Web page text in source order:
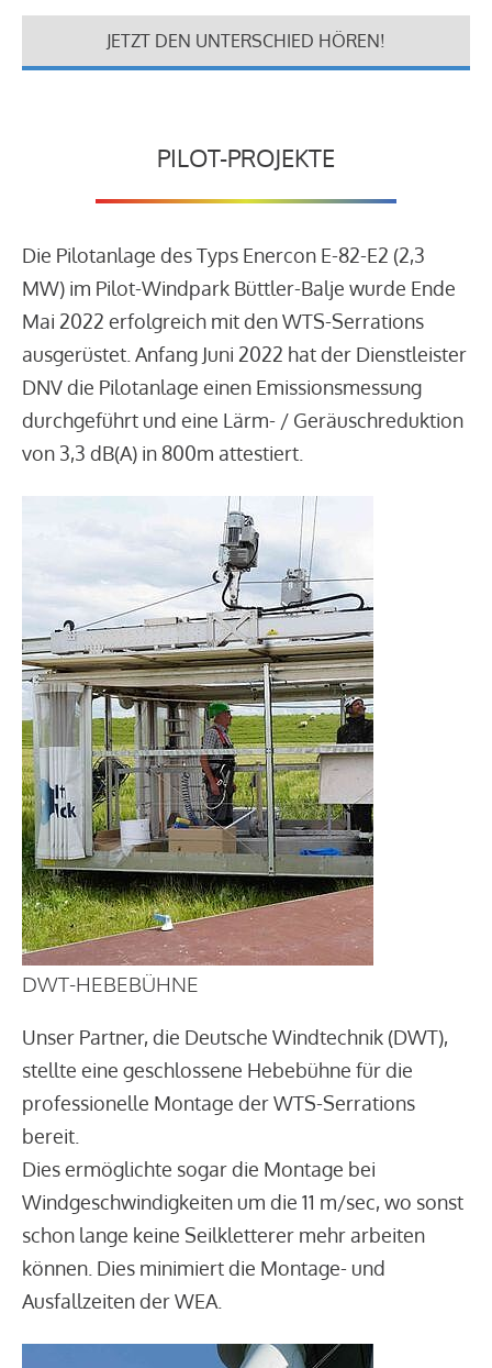
JETZT DEN UNTERSCHIED HÖREN!
PILOT-PROJEKTE
Die Pilotanlage des Typs Enercon E-82-E2 (2,3
MW) im Pilot-Windpark Büttler-Balje wurde Ende
Mai 2022 erfolgreich mit den WTS-Serrations
ausgerüstet. Anfang Juni 2022 hat der Dienstleister
DNV die Pilotanlage einen Emissionsmessung
durchgeführt und eine Lärm- / Geräuschreduktion
von 3,3 dB(A) in 800m attestiert.
DWT-HEBEBÜHNE
Unser Partner, die Deutsche Windtechnik (DWT),
stellte eine geschlossene Hebebühne für die
professionelle Montage der WTS-Serrations
bereit.
Dies ermöglichte sogar die Montage bei
Windgeschwindigkeiten um die 11 m/sec, wo sonst
schon lange keine Seilkletterer mehr arbeiten
können. Dies minimiert die Montage- und
Ausfallzeiten der WEA.